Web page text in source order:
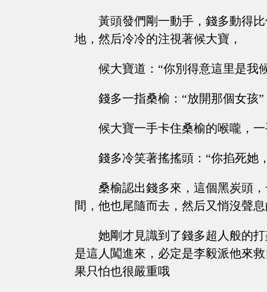
黃頭發們剛一動手，錢多動得
地，然后冷冷的注視著候大寶，
候大寶道：“你別得意這里是我
錢多一指桑榆：“放開那個女孩”
候大寶一手卡住桑榆的喉嚨，
錢多冷笑著搖搖頭：“你掐死她
桑榆認出錢多來，這個黑炭頭
間，他也尾隨而去，然后又悄沒聲
她剛才見識到了錢多超人般的
是這人闖進來，必定是李毅派他來
果只怕也很嚴重哦